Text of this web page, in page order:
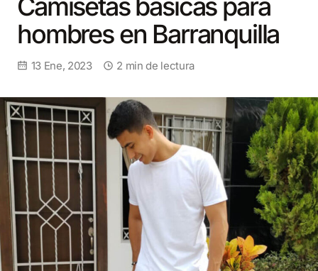
Camisetas básicas para
hombres en Barranquilla
13 Ene, 2023 2 min de lectura